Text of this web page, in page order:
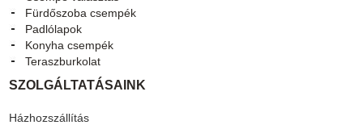
Fürdőszoba csempék
Padlólapok
Konyha csempék
Teraszburkolat
SZOLGÁLTATÁSAINK
Házhozszállítás